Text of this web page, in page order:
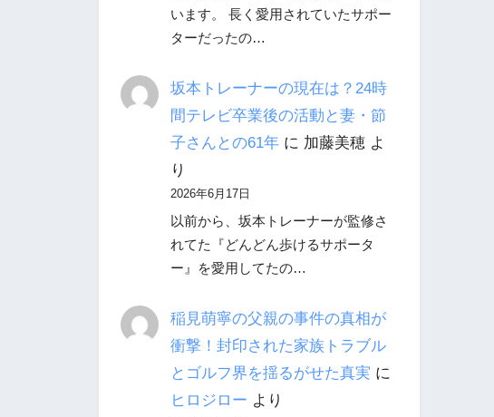
います。 長く愛用されていたサポー
ターだったの…
坂本トレーナーの現在は？24時
間テレビ卒業後の活動と妻・節
子さんとの61年に 加藤美穂よ
り
2026年6月17日
以前から、坂本トレーナーが監修さ
れてた『どんどん歩けるサポータ
ー』を愛用してたの…
稲見萌寧の父親の事件の真相が
衝撃！封印された家族トラブル
とゴルフ界を揺るがせた真実 に
ヒロジロー より